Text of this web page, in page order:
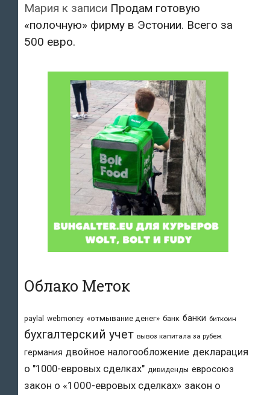
Мария к записи Продам готовую
«полочную» фирму в Эстонии. Всего за
500 евро.
Облако Меток
paylal webmoney «отмывание денег» банк банки биткоин
бухгалтерский учет вывоз капитала за рубеж
германия двойное налогообложение декларация
о "1000-евровых сделках" дивиденды евросоюз
закон о «1000-евровых сделках» закон о